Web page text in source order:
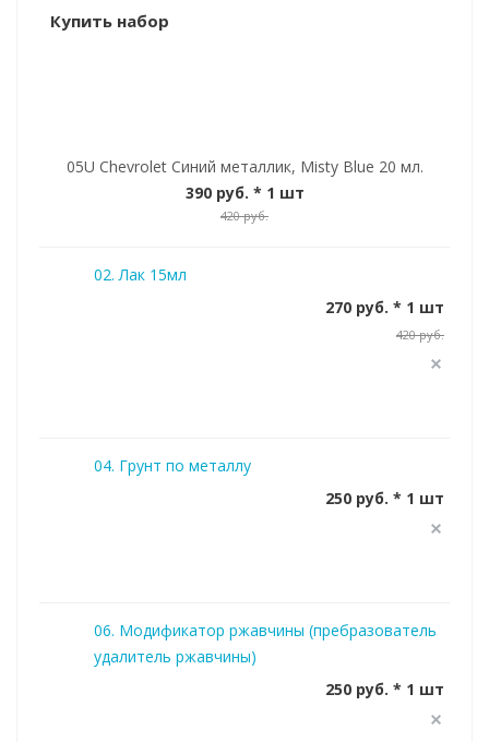
Купить набор
05U Chevrolet Синий металлик, Misty Blue 20 мл.
390 руб. * 1 шт
420 руб.
02. Лак 15мл
270 руб. * 1 шт
420 руб.
04. Грунт по металлу
250 руб. * 1 шт
06. Модификатор ржавчины (пребразователь
удалитель ржавчины)
250 руб. * 1 шт